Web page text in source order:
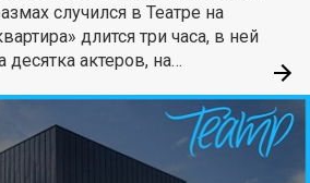
случился в Театре на
длится три часа, в ней
актеров, на…